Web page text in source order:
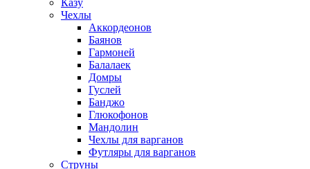
Казу
Чехлы
Аккордеонов
Баянов
Гармоней
Балалаек
Домры
Гуслей
Банджо
Глюкофонов
Мандолин
Чехлы для варганов
Футляры для варганов
Струны